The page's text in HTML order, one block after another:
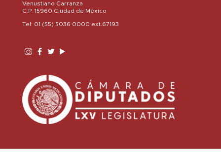
Venustiano Carranza
C.P. 15960 Ciudad de México
Tel: 01 (55) 5036 0000 ext.67193